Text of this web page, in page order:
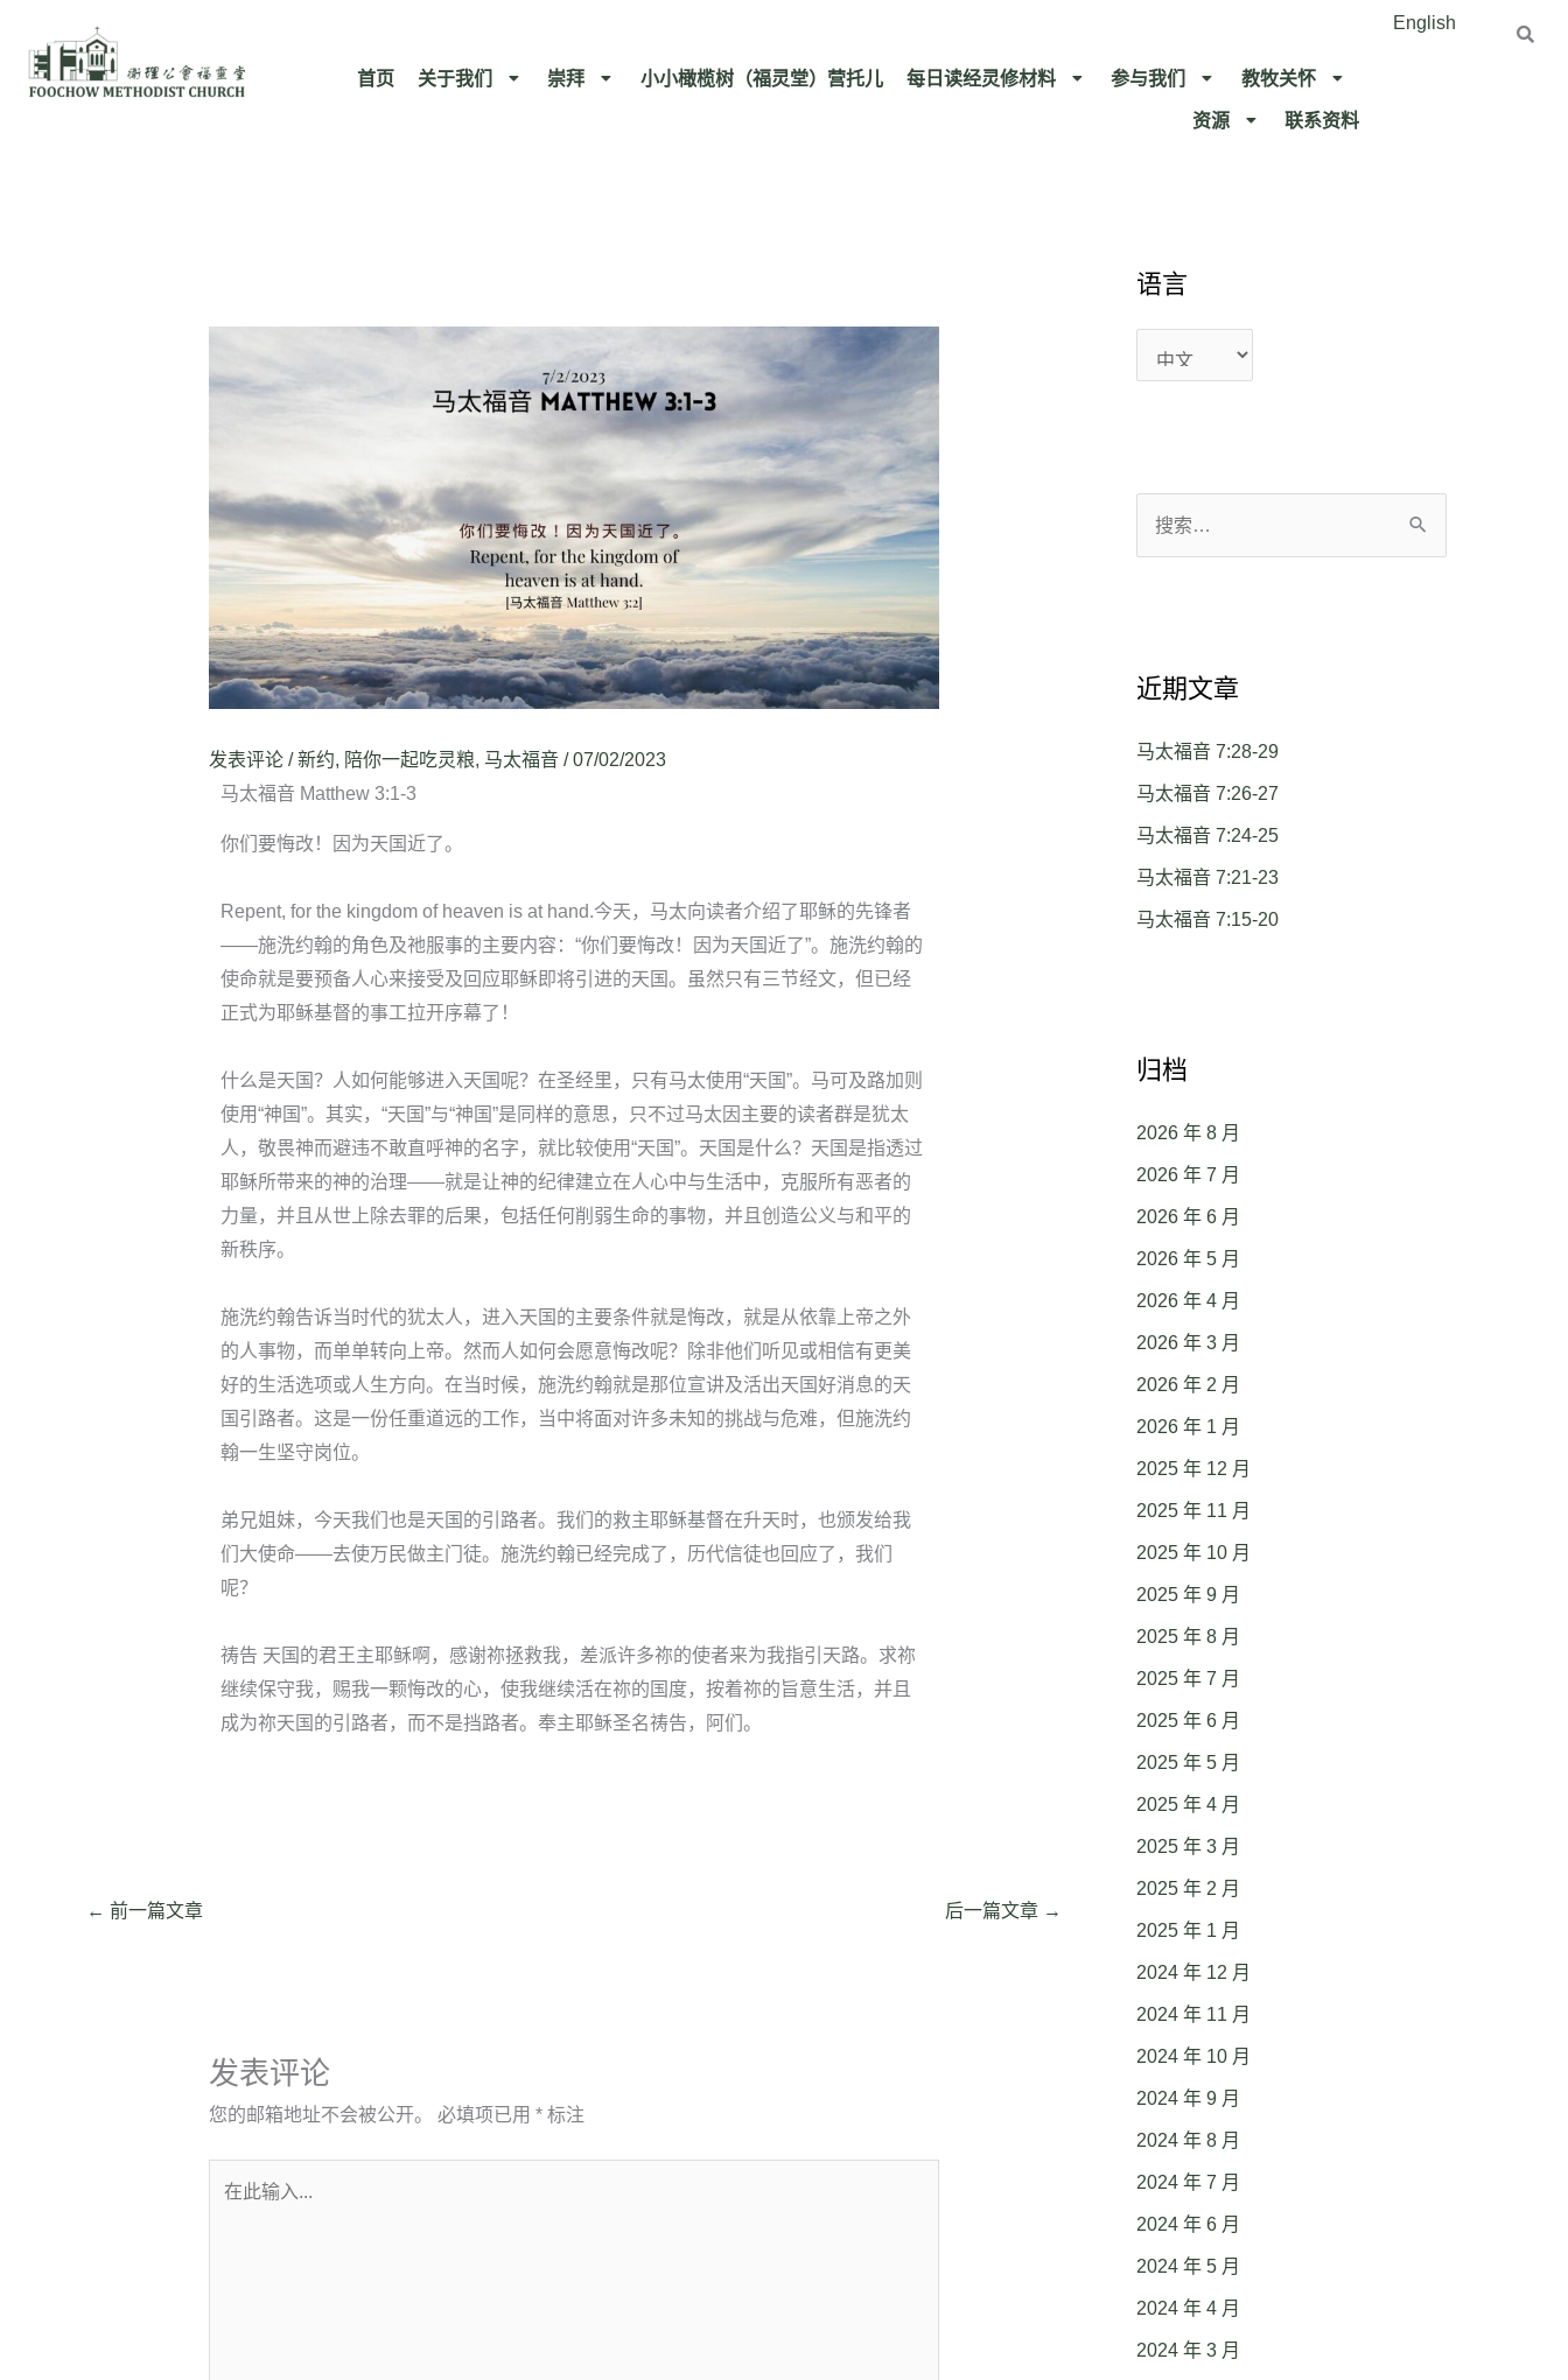
English
首页 关于我们 崇拜 小小橄榄树（福灵堂）营托儿 每日读经灵修材料 参与我们
教牧关怀​
资源
联系资料​
发表评论 /新约, 陪你一起吃灵粮, 马太福音/07/02/2023
马太福音 Matthew 3:1-3
你们要悔改！因为天国近了。
Repent, for the kingdom of heaven is at hand.今天，马太向读者介绍了耶稣的先锋者
——施洗约翰的角色及祂服事的主要内容：“你们要悔改！因为天国近了”。施洗约翰的
使命就是要预备人心来接受及回应耶稣即将引进的天国。虽然只有三节经文，但已经
正式为耶稣基督的事工拉开序幕了！
什么是天国？人如何能够进入天国呢？在圣经里，只有马太使用“天国”。马可及路加则
使用“神国”。其实，“天国”与“神国”是同样的意思，只不过马太因主要的读者群是犹太
人，敬畏神而避违不敢直呼神的名字，就比较使用“天国”。天国是什么？天国是指透过
耶稣所带来的神的治理——就是让神的纪律建立在人心中与生活中，克服所有恶者的
力量，并且从世上除去罪的后果，包括任何削弱生命的事物，并且创造公义与和平的
新秩序。
施洗约翰告诉当时代的犹太人，进入天国的主要条件就是悔改，就是从依靠上帝之外
的人事物，而单单转向上帝。然而人如何会愿意悔改呢？除非他们听见或相信有更美
好的生活选项或人生方向。在当时候，施洗约翰就是那位宣讲及活出天国好消息的天
国引路者。这是一份任重道远的工作，当中将面对许多未知的挑战与危难，但施洗约
翰一生坚守岗位。
弟兄姐妹，今天我们也是天国的引路者。我们的救主耶稣基督在升天时，也颁发给我
们大使命——去使万民做主门徒。施洗约翰已经完成了，历代信徒也回应了，我们
呢？
祷告 天国的君王主耶稣啊，感谢祢拯救我，差派许多祢的使者来为我指引天路。求祢
继续保守我，赐我一颗悔改的心，使我继续活在祢的国度，按着祢的旨意生活，并且
成为祢天国的引路者，而不是挡路者。奉主耶稣圣名祷告，阿们。
← 前一篇文章 后一篇文章 →
发表评论
您的邮箱地址不会被公开。 必填项已用 *标注
语言
言
近期文章
马太福音 7:28-29
马太福音 7:26-27
马太福音 7:24-25
马太福音 7:21-23
马太福音 7:15-20
归档
2026 年 8 月
2026 年 7 月
2026 年 6 月
2026 年 5 月
2026 年 4 月
2026 年 3 月
2026 年 2 月
2026 年 1 月
2025 年 12 月
2025 年 11 月
2025 年 10 月
2025 年 9 月
2025 年 8 月
2025 年 7 月
2025 年 6 月
2025 年 5 月
2025 年 4 月
2025 年 3 月
2025 年 2 月
2025 年 1 月
2024 年 12 月
2024 年 11 月
2024 年 10 月
2024 年 9 月
2024 年 8 月
2024 年 7 月
2024 年 6 月
2024 年 5 月
2024 年 4 月
2024 年 3 月
言